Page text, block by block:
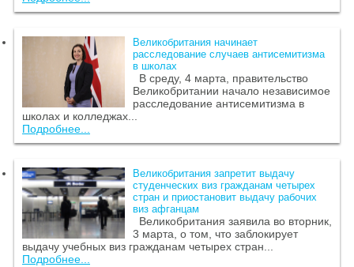
Великобритания начинает
расследование случаев антисемитизма
в школах
В среду, 4 марта, правительство
Великобритании начало независимое
расследование антисемитизма в
школах и колледжах...
Подробнее...
Великобритания запретит выдачу
студенческих виз гражданам четырех
стран и приостановит выдачу рабочих
виз афганцам
Великобритания заявила во вторник,
3 марта, о том, что заблокирует
выдачу учебных виз гражданам четырех стран...
Подробнее...